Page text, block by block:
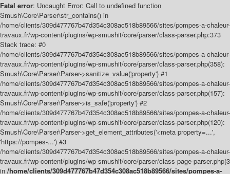
Fatal error: Uncaught Error: Call to undefined function
Smush\Core\Parser\str_contains() in
/home/clients/309d477767b47d354c308ac518b89566/sites/pompes-a-chaleur-
travaux.fr/wp-content/plugins/wp-smushit/core/parser/class-parser.php:373
Stack trace: #0
/home/clients/309d477767b47d354c308ac518b89566/sites/pompes-a-chaleur-
travaux.fr/wp-content/plugins/wp-smushit/core/parser/class-parser.php(358):
Smush\Core\Parser\Parser->sanitize_value('property') #1
/home/clients/309d477767b47d354c308ac518b89566/sites/pompes-a-chaleur-
travaux.fr/wp-content/plugins/wp-smushit/core/parser/class-parser.php(157):
Smush\Core\Parser\Parser->is_safe('property') #2
/home/clients/309d477767b47d354c308ac518b89566/sites/pompes-a-chaleur-
travaux.fr/wp-content/plugins/wp-smushit/core/parser/class-parser.php(120):
Smush\Core\Parser\Parser->get_element_attributes('<meta property=...',
'https://pompes-...') #3
/home/clients/309d477767b47d354c308ac518b89566/sites/pompes-a-chaleur-
travaux.fr/wp-content/plugins/wp-smushit/core/parser/class-page-parser.php(3
in /home/clients/309d477767b47d354c308ac518b89566/sites/pompes-a-